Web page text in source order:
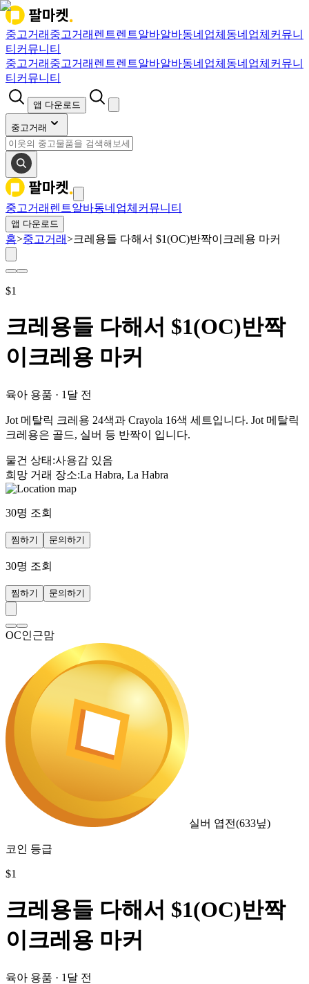
중고거래 중고거래 렌트렌트알바알바동네업체 동네업체 커뮤니
티 커뮤니티
중고거래 중고거래 렌트렌트알바알바동네업체 동네업체 커뮤니
티 커뮤니티
앱 다운로드
중고거래
중고거래 렌트알바동네업체 커뮤니티
앱 다운로드
홈>중고거래>크레용들 다해서 $1(OC)반짝이크레용 마커
$1
크레용들 다해서 $1(OC)반짝
이크레용 마커
육아 용품 · 1달 전
Jot 메탈릭 크레용 24색과 Crayola 16색 세트입니다. Jot 메탈릭
크레용은 골드, 실버 등 반짝이 입니다.
물건 상태 :사용감 있음
희망 거래 장소:La Habra, La Habra
30명 조회
찜하기 문의하기
30명 조회
찜하기 문의하기
OC인근맘
실버 엽전(633닢)
코인 등급
$1
크레용들 다해서 $1(OC)반짝
이크레용 마커
육아 용품 · 1달 전